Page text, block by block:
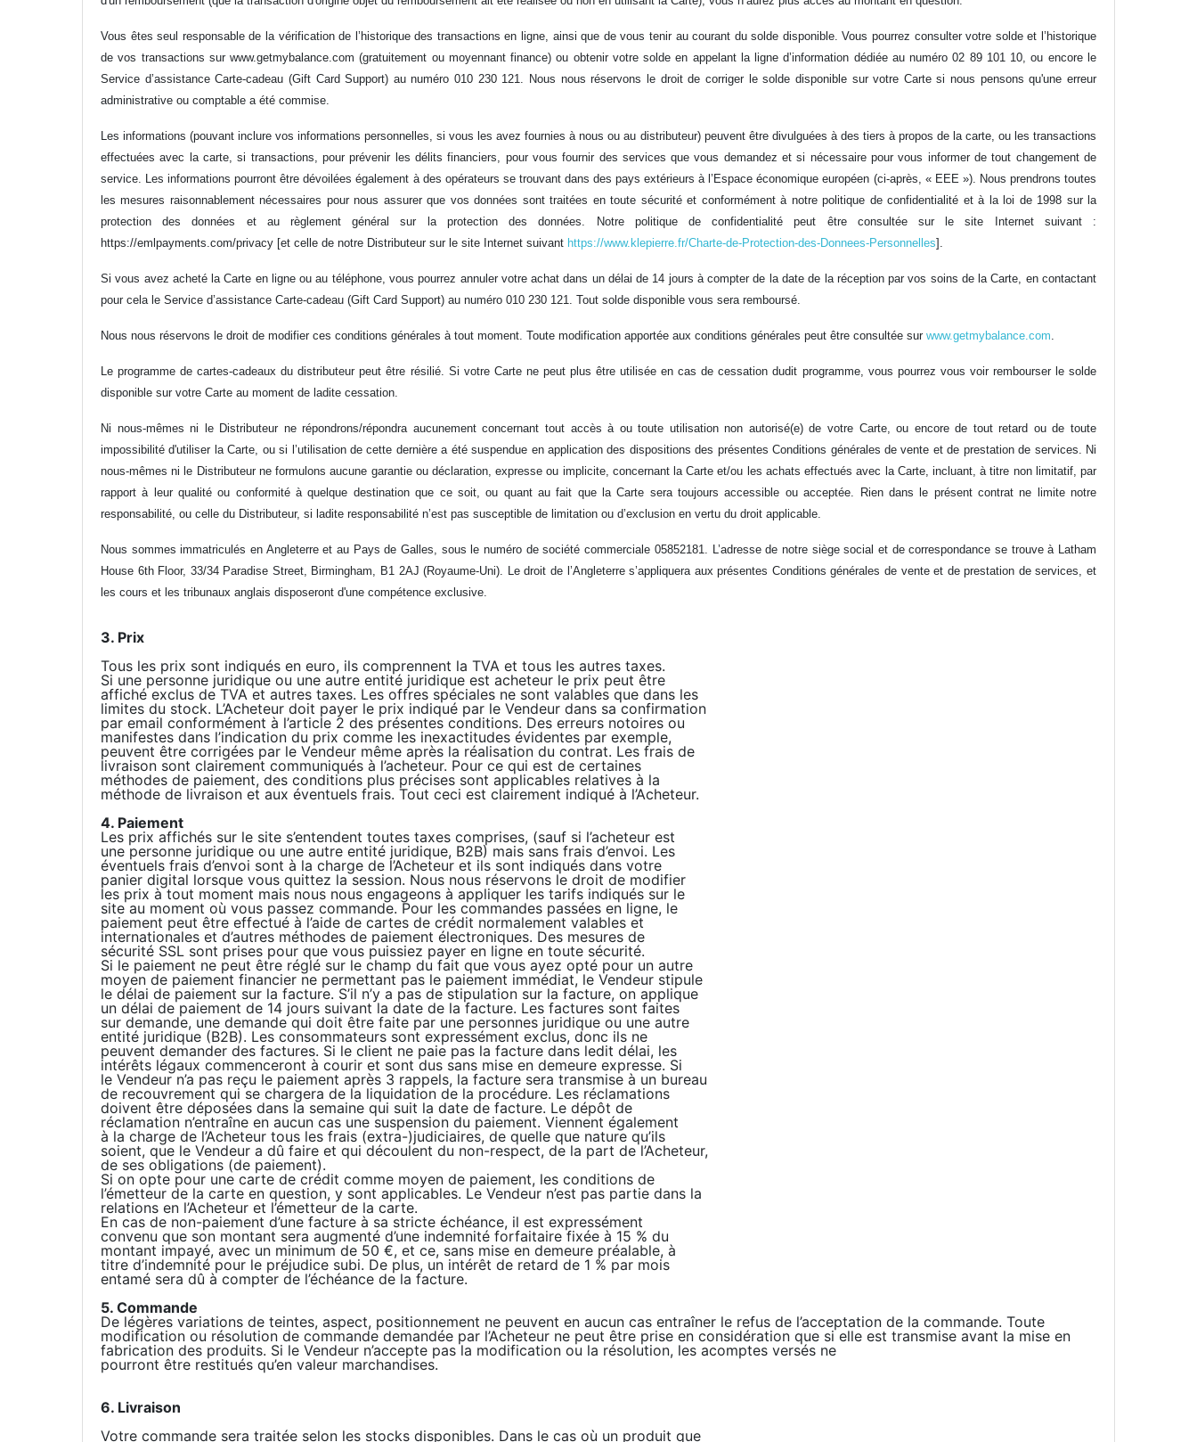
Vous êtes seul responsable de la vérification de l’historique des transactions en ligne, ainsi que de vous tenir au courant du solde disponible. Vous pourrez consulter votre solde et l’historique
de vos transactions surwww.getmybalance.com (gratuitement ou moyennant finance) ou obtenir votre solde en appelant la ligne d’information dédiée au numéro 02 89 101 10, ou encore le
Service d’assistance Carte-cadeau (Gift Card Support) au numéro 010 230 121. Nous nous réservons le droit de corriger le solde disponible sur votre Carte si nous pensons qu'une erreur
administrative ou comptable a été commise.
Les informations (pouvant inclure vos informations personnelles, si vous les avez fournies à nous ou au distributeur) peuvent être divulguées à des tiers à propos de la carte, ou les transactions
effectuées avec la carte, si transactions, pour prévenir les délits financiers, pour vous fournir des services que vous demandez et si nécessaire pour vous informer de tout changement de
service. Les informations pourront être dévoilées également à des opérateurs se trouvant dans des pays extérieurs à l’Espace économique européen (ci-après, « EEE »). Nous prendrons toutes
les mesures raisonnablement nécessaires pour nous assurer que vos données sont traitées en toute sécurité et conformément à notre politique de confidentialité et à la loi de 1998 sur la
protection des données et au règlement général sur la protection des données. Notre politique de confidentialité peut être consultée sur le site Internet suivant :
https://emlpayments.com/privacy [et celle de notre Distributeur sur le site Internet suivant https://www.klepierre.fr/Charte-de-Protection-des-Donnees-Personnelles].
Si vous avez acheté la Carte en ligne ou au téléphone, vous pourrez annuler votre achat dans un délai de 14 jours à compter de la date de la réception par vos soins de la Carte, en contactant
pour cela le Service d’assistance Carte-cadeau (Gift Card Support) au numéro 010 230 121. Tout solde disponible vous sera remboursé.
Nous nous réservons le droit de modifier ces conditions générales à tout moment. Toute modification apportée aux conditions générales peut être consultée sur www.getmybalance.com.
Le programme de cartes-cadeaux du distributeur peut être résilié. Si votre Carte ne peut plus être utilisée en cas de cessation dudit programme, vous pourrez vous voir rembourser le solde
disponible sur votre Carte au moment de ladite cessation.
Ni nous-mêmes ni le Distributeur ne répondrons/répondra aucunement concernant tout accès à ou toute utilisation non autorisé(e) de votre Carte, ou encore de tout retard ou de toute
impossibilité d'utiliser la Carte, ou si l’utilisation de cette dernière a été suspendue en application des dispositions des présentes Conditions générales de vente et de prestation de services. Ni
nous-mêmes ni le Distributeur ne formulons aucune garantie ou déclaration, expresse ou implicite, concernant la Carte et/ou les achats effectués avec la Carte, incluant, à titre non limitatif, par
rapport à leur qualité ou conformité à quelque destination que ce soit, ou quant au fait que la Carte sera toujours accessible ou acceptée. Rien dans le présent contrat ne limite notre
responsabilité, ou celle du Distributeur, si ladite responsabilité n’est pas susceptible de limitation ou d’exclusion en vertu du droit applicable.
Nous sommes immatriculés en Angleterre et au Pays de Galles, sous le numéro de société commerciale 05852181. L’adresse de notre siège social et de correspondance se trouve à Latham
House 6th Floor, 33/34 Paradise Street, Birmingham, B1 2AJ (Royaume-Uni). Le droit de l’Angleterre s’appliquera aux présentes Conditions générales de vente et de prestation de services, et
les cours et les tribunaux anglais disposeront d'une compétence exclusive.
3. Prix
Tous les prix sont indiqués en euro, ils comprennent la TVA et tous les autres taxes.
Si une personne juridique ou une autre entité juridique est acheteur le prix peut être
affiché exclus de TVA et autres taxes. Les offres spéciales ne sont valables que dans les
limites du stock. L’Acheteur doit payer le prix indiqué par le Vendeur dans sa confirmation
par email conformément à l’article 2 des présentes conditions. Des erreurs notoires ou
manifestes dans l’indication du prix comme les inexactitudes évidentes par exemple,
peuvent être corrigées par le Vendeur même après la réalisation du contrat. Les frais de
livraison sont clairement communiqués à l’acheteur. Pour ce qui est de certaines
méthodes de paiement, des conditions plus précises sont applicables relatives à la
méthode de livraison et aux éventuels frais. Tout ceci est clairement indiqué à l’Acheteur.
4. Paiement
Les prix affichés sur le site s’entendent toutes taxes comprises, (sauf si l’acheteur est
une personne juridique ou une autre entité juridique, B2B) mais sans frais d’envoi. Les
éventuels frais d’envoi sont à la charge de l’Acheteur et ils sont indiqués dans votre
panier digital lorsque vous quittez la session. Nous nous réservons le droit de modifier
les prix à tout moment mais nous nous engageons à appliquer les tarifs indiqués sur le
site au moment où vous passez commande. Pour les commandes passées en ligne, le
paiement peut être effectué à l’aide de cartes de crédit normalement valables et
internationales et d’autres méthodes de paiement électroniques. Des mesures de
sécurité SSL sont prises pour que vous puissiez payer en ligne en toute sécurité.
Si le paiement ne peut être réglé sur le champ du fait que vous ayez opté pour un autre
moyen de paiement financier ne permettant pas le paiement immédiat, le Vendeur stipule
le délai de paiement sur la facture. S’il n’y a pas de stipulation sur la facture, on applique
un délai de paiement de 14 jours suivant la date de la facture. Les factures sont faites
sur demande, une demande qui doit être faite par une personnes juridique ou une autre
entité juridique (B2B). Les consommateurs sont expressément exclus, donc ils ne
peuvent demander des factures. Si le client ne paie pas la facture dans ledit délai, les
intérêts légaux commenceront à courir et sont dus sans mise en demeure expresse. Si
le Vendeur n’a pas reçu le paiement après 3 rappels, la facture sera transmise à un bureau
de recouvrement qui se chargera de la liquidation de la procédure. Les réclamations
doivent être déposées dans la semaine qui suit la date de facture. Le dépôt de
réclamation n’entraîne en aucun cas une suspension du paiement. Viennent également
à la charge de l’Acheteur tous les frais (extra-)judiciaires, de quelle que nature qu’ils
soient, que le Vendeur a dû faire et qui découlent du non-respect, de la part de l’Acheteur,
de ses obligations (de paiement).
Si on opte pour une carte de crédit comme moyen de paiement, les conditions de
l’émetteur de la carte en question, y sont applicables. Le Vendeur n’est pas partie dans la
relations en l’Acheteur et l’émetteur de la carte.
En cas de non-paiement d’une facture à sa stricte échéance, il est expressément
convenu que son montant sera augmenté d’une indemnité forfaitaire fixée à 15 % du
montant impayé, avec un minimum de 50 €, et ce, sans mise en demeure préalable, à
titre d’indemnité pour le préjudice subi. De plus, un intérêt de retard de 1 % par mois
entamé sera dû à compter de l’échéance de la facture.
5. Commande
De légères variations de teintes, aspect, positionnement ne peuvent en aucun cas entraîner le refus de l’acceptation de la commande. Toute
modification ou résolution de commande demandée par l’Acheteur ne peut être prise en considération que si elle est transmise avant la mise en
fabrication des produits. Si le Vendeur n’accepte pas la modification ou la résolution, les acomptes versés ne
pourront être restitués qu’en valeur marchandises.
6. Livraison
Votre commande sera traitée selon les stocks disponibles. Dans le cas où un produit que